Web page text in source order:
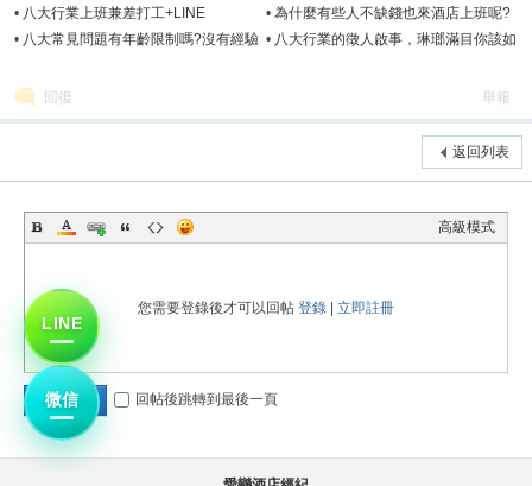
工作可以免喝酒嗎?
職、免喝酒、八大行業工作職缺
• 八大行業上班兼差打工+LINE
:0988067078微信: night078
• 為什麼有些人不缺錢也來酒店上班呢?
• 八大常見問題有年齡限制嗎?沒有經驗 • 八大行業的徵人啟事，琳瑯滿目你該如
回復 舉報
返回列表
高級模式
您需要登錄後才可以回帖 登錄 立即註冊
發表回復 回帖後跳轉到最後一頁
LINE
微信